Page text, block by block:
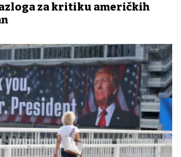
za kritiku američkih